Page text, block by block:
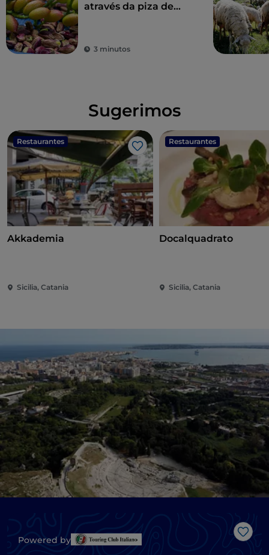
através da piza de
3 minutos
Sugerimos
Restaurantes
Gosto
Akkademia
Sicilia, Catania
Restaurantes
Docalquadrato
Sicilia, Catania
Powered by